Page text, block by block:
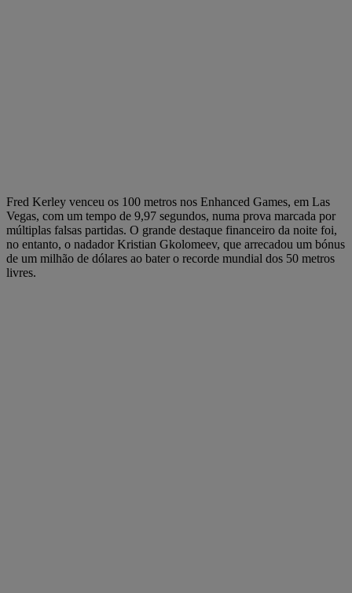
Fred Kerley venceu os 100 metros nos Enhanced Games, em Las
Vegas, com um tempo de 9,97 segundos, numa prova marcada por
múltiplas falsas partidas. O grande destaque financeiro da noite foi,
no entanto, o nadador Kristian Gkolomeev, que arrecadou um bónus
de um milhão de dólares ao bater o recorde mundial dos 50 metros
livres.